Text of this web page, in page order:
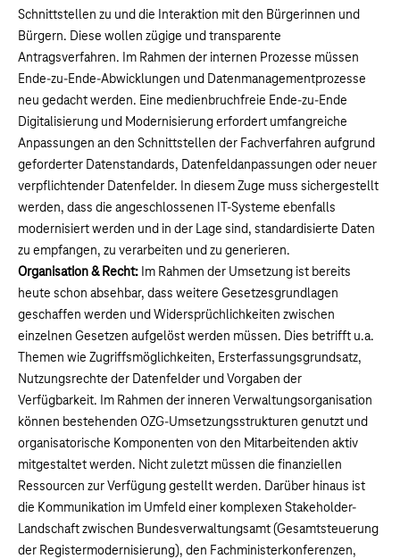
Schnittstellen zu und die Interaktion mit den Bürgerinnen und
Bürgern. Diese wollen zügige und transparente
Antragsverfahren. Im Rahmen der internen Prozesse müssen
Ende-zu-Ende-Abwicklungen und Datenmanagementprozesse
neu gedacht werden. Eine medienbruchfreie Ende-zu-Ende
Digitalisierung und Modernisierung erfordert umfangreiche
Anpassungen an den Schnittstellen der Fachverfahren aufgrund
geforderter Datenstandards, Datenfeldanpassungen oder neuer
verpflichtender Datenfelder. In diesem Zuge muss sichergestellt
werden, dass die angeschlossenen IT-Systeme ebenfalls
modernisiert werden und in der Lage sind, standardisierte Daten
zu empfangen, zu verarbeiten und zu generieren.
Organisation & Recht: Im Rahmen der Umsetzung ist bereits
heute schon absehbar, dass weitere Gesetzesgrundlagen
geschaffen werden und Widersprüchlichkeiten zwischen
einzelnen Gesetzen aufgelöst werden müssen. Dies betrifft u.a.
Themen wie Zugriffsmöglichkeiten, Ersterfassungsgrundsatz,
Nutzungsrechte der Datenfelder und Vorgaben der
Verfügbarkeit. Im Rahmen der inneren Verwaltungsorganisation
können bestehenden OZG-Umsetzungsstrukturen genutzt und
organisatorische Komponenten von den Mitarbeitenden aktiv
mitgestaltet werden. Nicht zuletzt müssen die finanziellen
Ressourcen zur Verfügung gestellt werden. Darüber hinaus ist
die Kommunikation im Umfeld einer komplexen Stakeholder-
Landschaft zwischen Bundesverwaltungsamt (Gesamtsteuerung
der Registermodernisierung), den Fachministerkonferenzen,